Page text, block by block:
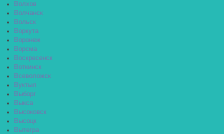
Волхов
Волчанск
Вольск
Воркута
Воронеж
Ворсма
Воскресенск
Воткинск
Всеволожск
Вуктыл
Выборг
Выкса
Высоковск
Высоцк
Вытегра